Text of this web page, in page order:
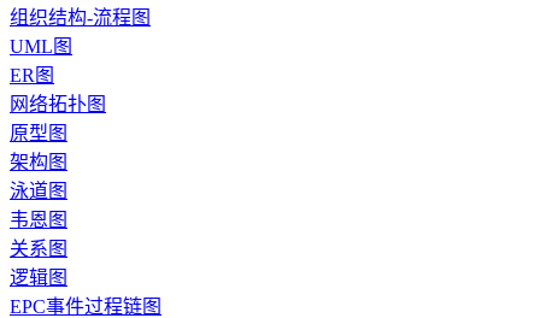
组织结构-流程图
UML图
ER图
网络拓扑图
原型图
架构图
泳道图
韦恩图
关系图
逻辑图
EPC事件过程链图